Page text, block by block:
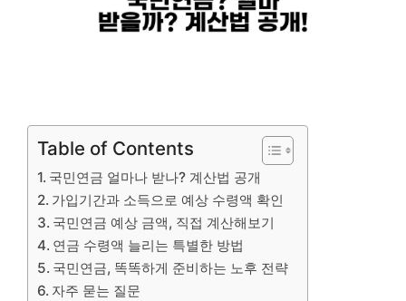
Table of Contents
국민연금 얼마나 받나? 계산법 공개
가입기간과 소득으로 예상 수령액 확인
국민연금 예상 금액, 직접 계산해보기
연금 수령액 늘리는 특별한 방법
국민연금, 똑똑하게 준비하는 노후 전략
자주 묻는 질문